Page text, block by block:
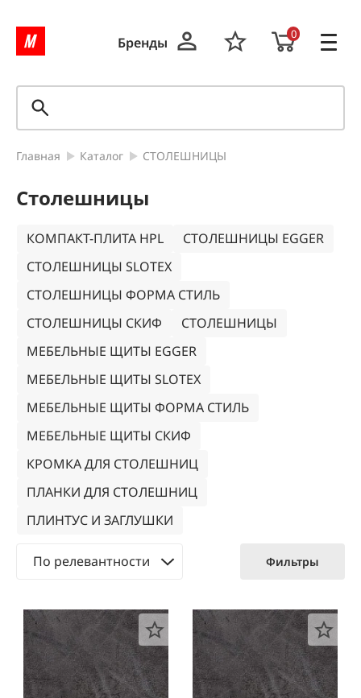
Бренды
0
Главная Каталог СТОЛЕШНИЦЫ
Столешницы
КОМПАКТ-ПЛИТА HPL
СТОЛЕШНИЦЫ EGGER
СТОЛЕШНИЦЫ SLOTEX
СТОЛЕШНИЦЫ ФОРМА СТИЛЬ
СТОЛЕШНИЦЫ СКИФ
СТОЛЕШНИЦЫ
МЕБЕЛЬНЫЕ ЩИТЫ EGGER
МЕБЕЛЬНЫЕ ЩИТЫ SLOTEX
МЕБЕЛЬНЫЕ ЩИТЫ ФОРМА СТИЛЬ
МЕБЕЛЬНЫЕ ЩИТЫ СКИФ
КРОМКА ДЛЯ СТОЛЕШНИЦ
ПЛАНКИ ДЛЯ СТОЛЕШНИЦ
ПЛИНТУС И ЗАГЛУШКИ
По релевантности Фильтры